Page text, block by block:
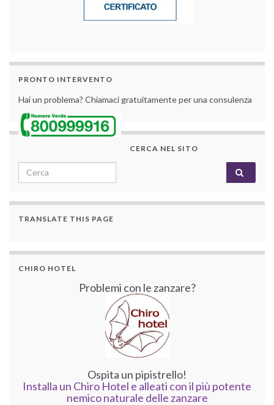
PRONTO INTERVENTO
Hai un problema? Chiamaci gratuitamente per una consulenza
CERCA NEL SITO
Search for:
TRANSLATE THIS PAGE
CHIRO HOTEL
Problemi con le zanzare?
Ospita un pipistrello!
Installa un Chiro Hotel e alleati con il più potente
nemico naturale delle zanzare